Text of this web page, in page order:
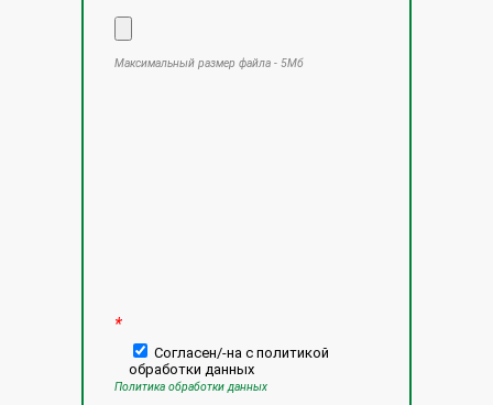
Максимальный размер файла - 5Мб
*
Согласен/-на с политикой
обработки данных
Политика обработки данных